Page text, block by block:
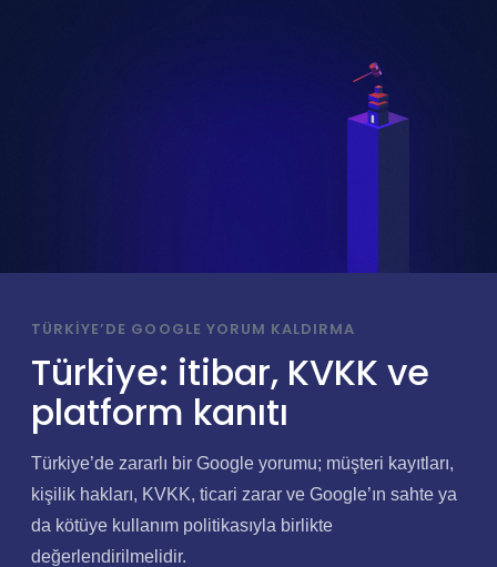
TÜRKIYE’DE GOOGLE YORUM KALDIRMA
Türkiye: itibar, KVKK ve
platform kanıtı
Türkiye’de zararlı bir Google yorumu; müşteri kayıtları,
kişilik hakları, KVKK, ticari zarar ve Google’ın sahte ya
da kötüye kullanım politikasıyla birlikte
değerlendirilmelidir.